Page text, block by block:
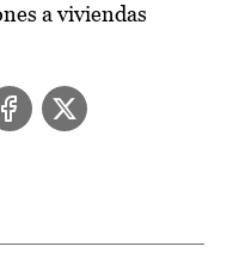
a viviendas